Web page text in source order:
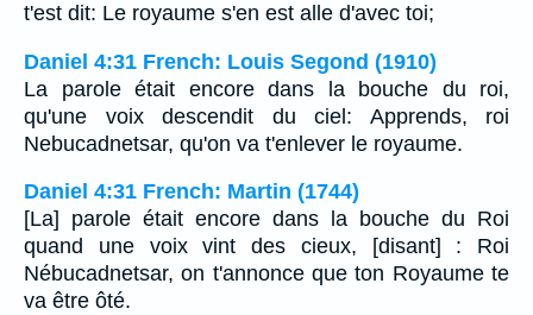
t'est dit: Le royaume s'en est alle d'avec toi;
Daniel 4:31 French: Louis Segond (1910)
La parole était encore dans la bouche du roi,
qu'une voix descendit du ciel: Apprends, roi
Nebucadnetsar, qu'on va t'enlever le royaume.
Daniel 4:31 French: Martin (1744)
[La] parole était encore dans la bouche du Roi
quand une voix vint des cieux, [disant] : Roi
Nébucadnetsar, on t'annonce que ton Royaume te
va être ôté.